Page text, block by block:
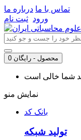
تماس با ما درباره ما
ورود ثبت نام
0 محصول - رایگان
نمایش منو
بانک کد
تولید شبکه